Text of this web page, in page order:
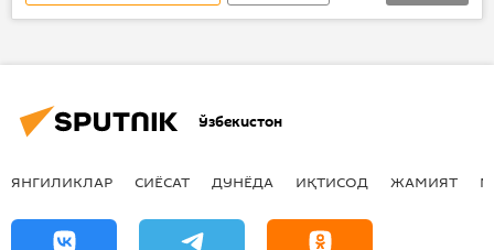
иш
Ўзбекистон
ЯНГИЛИКЛАР СИЁСАТ ДУНЁДА ИҚТИСОД ЖАМИЯТ